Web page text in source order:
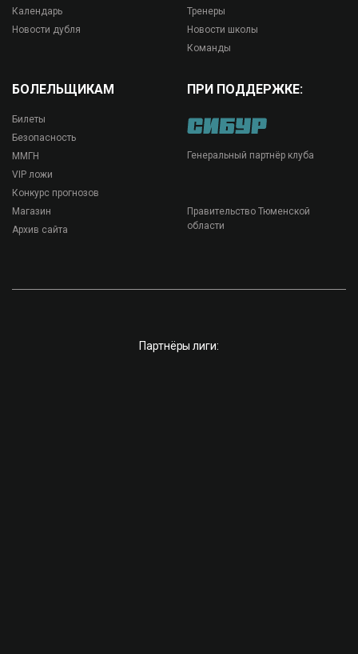
Календарь
Новости дубля
Тренеры
Новости школы
Команды
БОЛЕЛЬЩИКАМ
Билеты
Безопасность
ММГН
VIP ложи
Конкурс прогнозов
Магазин
Архив сайта
ПРИ ПОДДЕРЖКЕ:
Генеральный партнёр клуба
Правительство Тюменской
области
Партнёры лиги: